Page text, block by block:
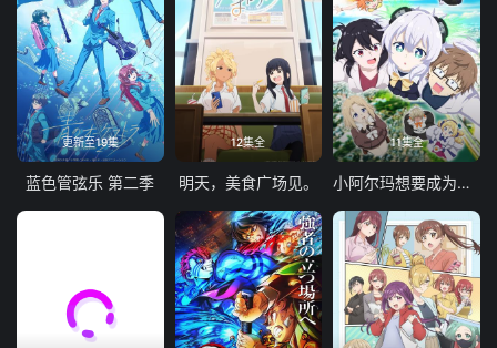
更新至19集
蓝色管弦乐 第二季
12集全
明天，美食广场见。
11集全
小阿尔玛想要成为家人